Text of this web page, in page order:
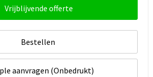
Vrijblijvende offerte
Bestellen
aanvragen (Onbedrukt)